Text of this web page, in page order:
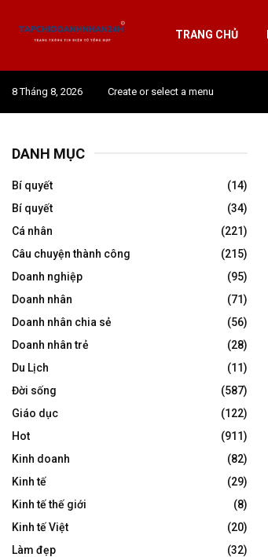
TRANG CHỦ
8 Tháng 8, 2026 Create or select a menu
DANH MỤC
Bí quyết
(14)
Bí quyết
(34)
Cá nhân
(221)
Câu chuyện thành công
(215)
Doanh nghiệp
(95)
Doanh nhân
(71)
Doanh nhân chia sẻ
(56)
Doanh nhân trẻ
(28)
Du Lịch
(11)
Đời sống
(587)
Giáo dục
(122)
Hot
(911)
Kinh doanh
(82)
Kinh tế
(29)
Kinh tế thế giới
(8)
Kinh tế Việt
(20)
Làm đẹp
(32)